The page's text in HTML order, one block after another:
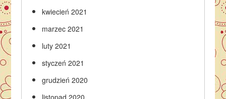
kwiecień 2021
marzec 2021
luty 2021
styczeń 2021
grudzień 2020
listopad 2020